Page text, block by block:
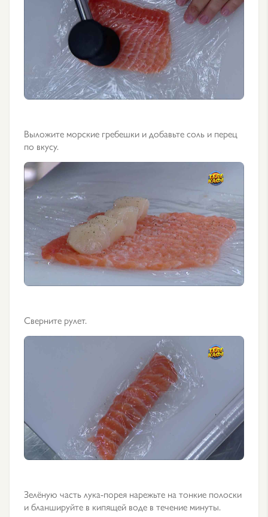
Выложите морские гребешки и добавьте соль и перец
по вкусу.
Сверните рулет.
Зелёную часть лука-порея нарежьте на тонкие полоски
и бланшируйте в кипящей воде в течение минуты.